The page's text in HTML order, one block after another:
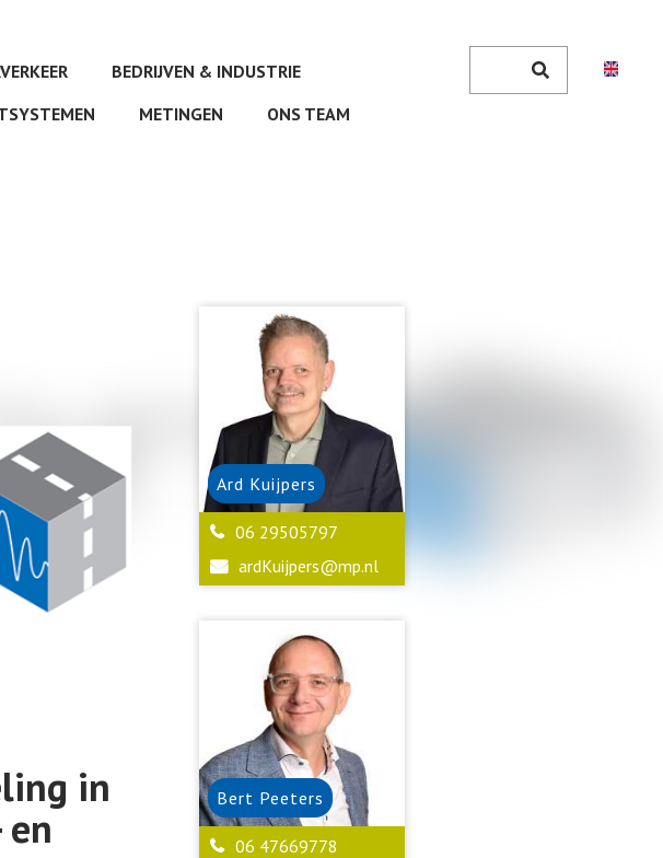
BEDRIJVEN & INDUSTRIE
METINGEN
ONS TEAM
Search
in
Ard Kuijpers
06 29505797
ardKuijpers@mp.nl
Bert Peeters
06 47669778